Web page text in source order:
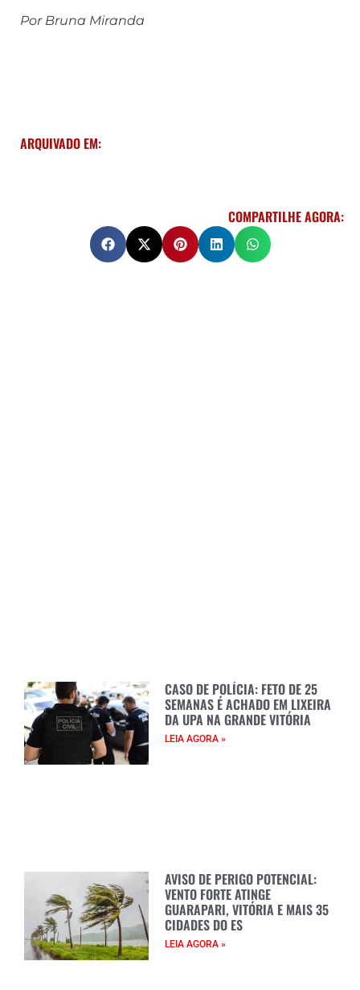
Por Bruna Miranda
ARQUIVADO EM:
COMPARTILHE AGORA:
CASO DE POLÍCIA: FETO DE 25
SEMANAS É ACHADO EM LIXEIRA
DA UPA NA GRANDE VITÓRIA
LEIA AGORA »
AVISO DE PERIGO POTENCIAL:
VENTO FORTE ATINGE
GUARAPARI, VITÓRIA E MAIS 35
CIDADES DO ES
LEIA AGORA »